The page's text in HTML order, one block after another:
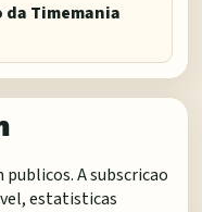
Timemania
A subscricao
estatisticas